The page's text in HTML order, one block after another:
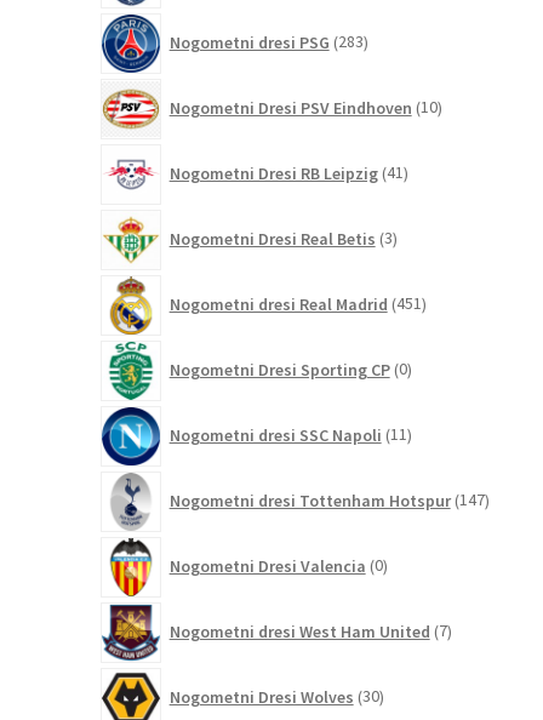
Nogometni dresi PSG 283izdelkov
Nogometni Dresi PSV Eindhoven 10izdelkov
Nogometni Dresi RB Leipzig 41izdelkov
Nogometni Dresi Real Betis 3izdelki
Nogometni dresi Real Madrid 451izdelkov
Nogometni Dresi Sporting CP 0izdelkov
Nogometni dresi SSC Napoli 11izdelkov
Nogometni dresi Tottenham Hotspur 147
Nogometni Dresi Valencia 0izdelkov
Nogometni dresi West Ham United 7izdelkov
Nogometni Dresi Wolves 30izdelkov